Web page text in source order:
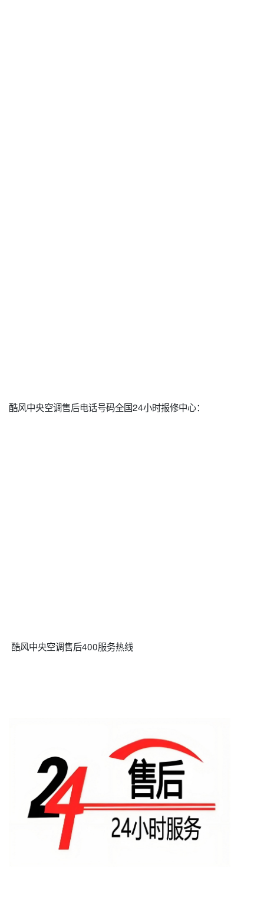
酷风中央空调售后电话号码全国24小时报修中心：
酷风中央空调售后400服务热线